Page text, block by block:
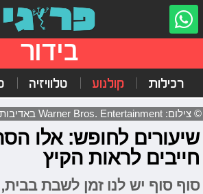
בידור
רכילות קולנוע טלוויזיה
© צילום: Warner Bros. Entertainment באדיבות yes
שיעורים לחופש: אלו
חייבים לראות הקיץ
סוף סוף יש לנו זמן לשבת